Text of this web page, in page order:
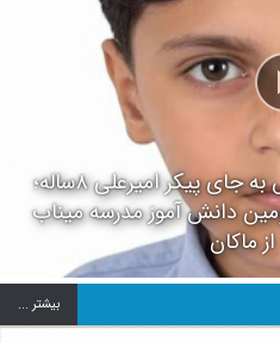
فیلم/ دفن یک لنگه کفش به جای پیکر امیرعلی ۸ساله؛
دانش آموز مدرسه میناب
ماکان
بيشتر ...